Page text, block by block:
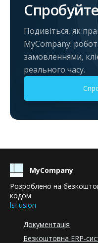
Подивіться, як
MyCompany:
замовленнями,
реального часу.
MyCompany
Розроблено на
кодом
lsFusion
Документація
Безкоштовна ERP-